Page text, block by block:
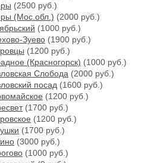
(2500 руб.)
(Мос.обл.) (2000 руб.)
(1000 руб.)
Зуево (1900 руб.)
(1200 руб.)
(Красногорск) (1000 руб.)
Слобода (2000 руб.)
посад (1600 руб.)
(1200 руб.)
(1700 руб.)
(1200 руб.)
(1700 руб.)
(3000 руб.)
(1000 руб.)